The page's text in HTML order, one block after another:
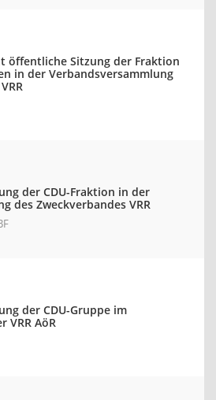
öffentliche Sitzung der Fraktion
in der Verbandsversammlung
der CDU-Fraktion in der
des Zweckverbandes VRR
der CDU-Gruppe im
VRR AöR